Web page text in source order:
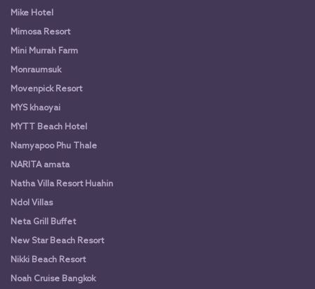
Mike Hotel
Mimosa Resort
Mini Murrah Farm
Monraumsuk
Movenpick Resort
MYS khaoyai
MYTT Beach Hotel
Namyapoo Phu Thale
NARITA amata
Natha Villa Resort Huahin
Ndol Villas
Neta Grill Buffet
New Star Beach Resort
Nikki Beach Resort
Noah Cruise Bangkok